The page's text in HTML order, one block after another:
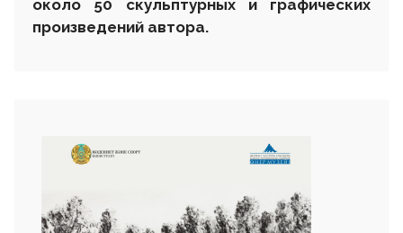
около 50 скульптурных и графических
произведений автора.